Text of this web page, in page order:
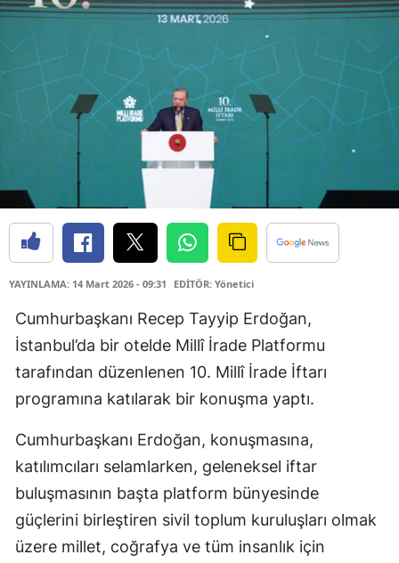
YAYINLAMA: 14 Mart 2026 - 09:31 EDİTÖR: Yönetici
Cumhurbaşkanı Recep Tayyip Erdoğan,
İstanbul’da bir otelde Millî İrade Platformu
tarafından düzenlenen 10. Millî İrade İftarı
programına katılarak bir konuşma yaptı.
Cumhurbaşkanı Erdoğan, konuşmasına,
katılımcıları selamlarken, geleneksel iftar
buluşmasının başta platform bünyesinde
güçlerini birleştiren sivil toplum kuruluşları olmak
üzere millet, coğrafya ve tüm insanlık için